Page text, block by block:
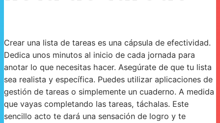
Crear una lista de tareas es una cápsula de efectividad.
Dedica unos minutos al inicio de cada jornada para
anotar lo que necesitas hacer. Asegúrate de que tu lista
sea realista y específica. Puedes utilizar aplicaciones de
gestión de tareas o simplemente un cuaderno. A medida
que vayas completando las tareas, táchalas. Este
sencillo acto te dará una sensación de logro y te